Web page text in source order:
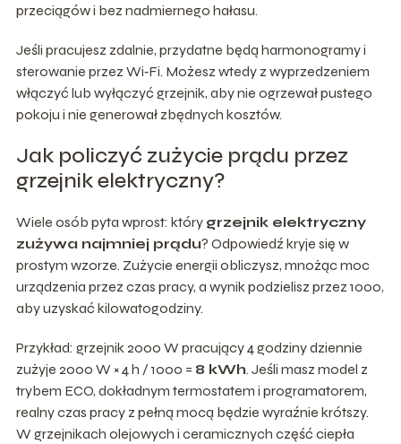
przeciągów i bez nadmiernego hałasu.
Jeśli pracujesz zdalnie, przydatne będą harmonogramy i
sterowanie przez Wi‑Fi. Możesz wtedy z wyprzedzeniem
włączyć lub wyłączyć grzejnik, aby nie ogrzewał pustego
pokoju i nie generował zbędnych kosztów.
Jak policzyć zużycie prądu przez
grzejnik elektryczny?
Wiele osób pyta wprost: który grzejnik elektryczny
zużywa najmniej prądu? Odpowiedź kryje się w
prostym wzorze. Zużycie energii obliczysz, mnożąc moc
urządzenia przez czas pracy, a wynik podzielisz przez 1000,
aby uzyskać kilowatogodziny.
Przykład: grzejnik 2000 W pracujący 4 godziny dziennie
zużyje 2000 W × 4 h / 1000 = 8 kWh. Jeśli masz model z
trybem ECO, dokładnym termostatem i programatorem,
realny czas pracy z pełną mocą będzie wyraźnie krótszy.
W grzejnikach olejowych i ceramicznych część ciepła